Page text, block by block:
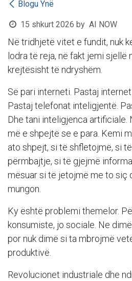
Blogu Ynë
15 shkurt 2026 by AI NOW
Në tridhjetë vitet e fundit, nuk
lodra të reja, në fakt jemi sjellë
krejtësisht të ndryshëm.
Së pari interneti. Pastaj
Pastaj telefonat inteligjentë.
Dhe tani inteligjenca artificiale.
më e shpejtë se e para. Kemi
ato shpejt, si të shfletojmë, si
përmbajtje, si të gjejmë
mësuar si të jetojmë me to siç
mungon.
Ky është problemi themelor.
konsumiste, jo sociale. Ne
por nuk dimë si ta mbrojmë
produktivë.
Revolucionet industriale dhe